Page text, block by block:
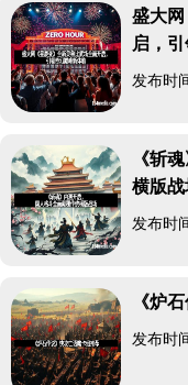
盛大
启，
发布时
《斩
横版战
发布时
《炉
发布时